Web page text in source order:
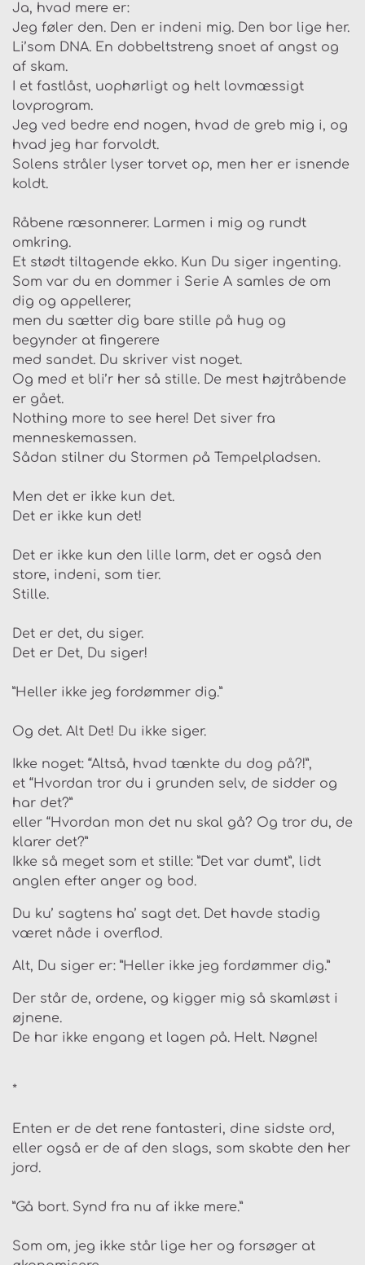
Ja, hvad mere er:
Jeg føler den. Den er indeni mig. Den bor lige her.
Li’som DNA. En dobbeltstreng snoet af angst og
af skam.
I et fastlåst, uophørligt og helt lovmæssigt
lovprogram.
Jeg ved bedre end nogen, hvad de greb mig i, og
hvad jeg har forvoldt.
Solens stråler lyser torvet op, men her er isnende
koldt.
Råbene ræsonnerer. Larmen i mig og rundt
omkring.
Et stødt tiltagende ekko. Kun Du siger ingenting.
Som var du en dommer i Serie A samles de om
dig og appellerer,
men du sætter dig bare stille på hug og
begynder at fingerere
med sandet. Du skriver vist noget.
Og med et bli’r her så stille. De mest højtråbende
er gået.
Nothing more to see here! Det siver fra
menneskemassen.
Sådan stilner du Stormen på Tempelpladsen.
Men det er ikke kun det.
Det er ikke kun det!
Det er ikke kun den lille larm, det er også den
store, indeni, som tier.
Stille.
Det er det, du siger.
Det er Det, Du siger!
”Heller ikke jeg fordømmer dig.”
Og det. Alt Det! Du ikke siger.
Ikke noget: “Altså, hvad tænkte du dog på?!”,
et “Hvordan tror du i grunden selv, de sidder og
har det?”
eller “Hvordan mon det nu skal gå? Og tror du, de
klarer det?”
Ikke så meget som et stille: ”Det var dumt”, lidt
anglen efter anger og bod.
Du ku’ sagtens ha’ sagt det. Det havde stadig
været nåde i overflod.
Alt, Du siger er: ”Heller ikke jeg fordømmer dig.”
Der står de, ordene, og kigger mig så skamløst i
øjnene.
De har ikke engang et lagen på. Helt. Nøgne!
*
Enten er de det rene fantasteri, dine sidste ord,
eller også er de af den slags, som skabte den her
jord.
”Gå bort. Synd fra nu af ikke mere.”
Som om, jeg ikke står lige her og forsøger at